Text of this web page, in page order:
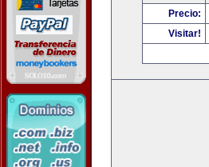
Precio:
Visitar!